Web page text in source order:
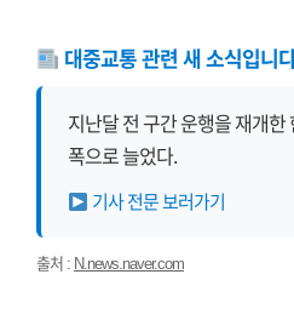
대중교통 관련 새 소식입니
지난달 전 구간 운행을 재개한
폭으로 늘었다.
기사 전문 보러가기
출처 : N.news.naver.com